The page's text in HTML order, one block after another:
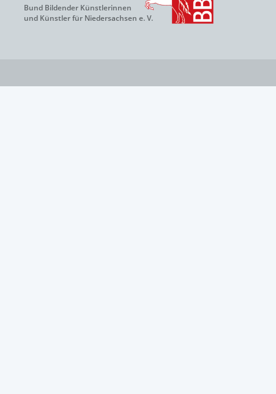
Bund Bildender Künstlerinnen
und Künstler für Niedersachsen e. V.